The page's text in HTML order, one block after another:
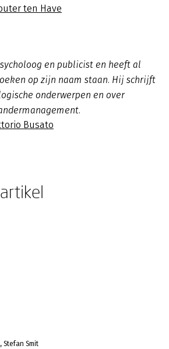
ten Have
en publicist en heeft al
op zijn naam staan. Hij schrijft
onderwerpen en over
Busato
Stefan Smit